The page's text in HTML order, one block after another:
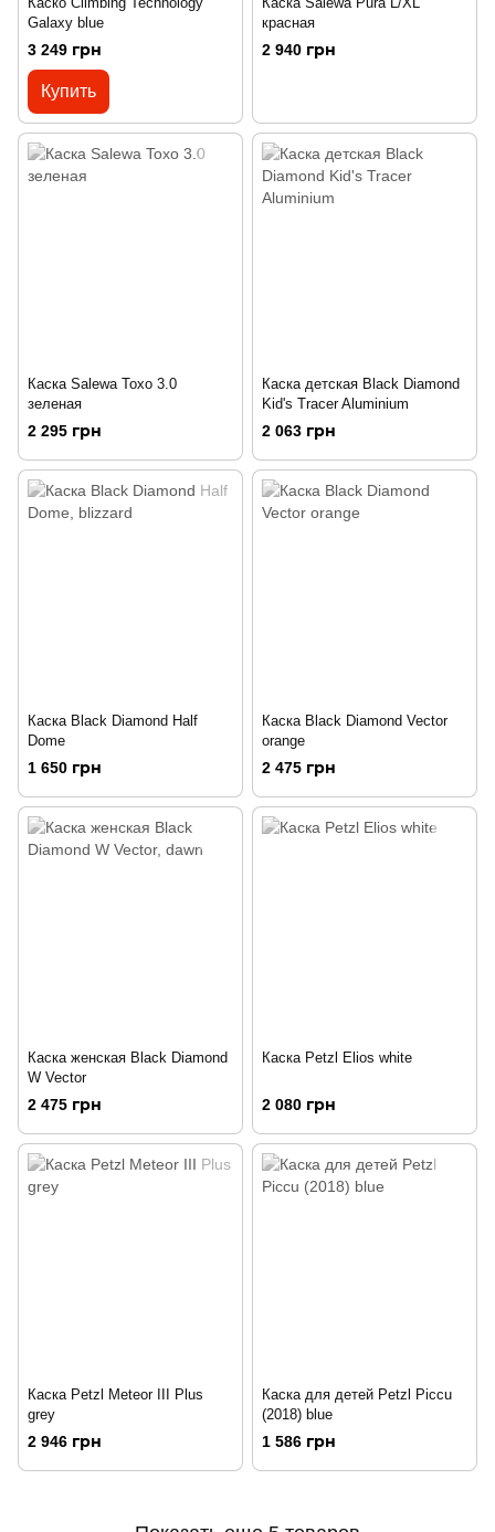
Galaxy blue
3 249 грн
Купить
красная
2 940 грн
Каска Salewa Toxo 3.0
зеленая
2 295 грн
Каска детская Black Diamond
Kid's Tracer Aluminium
2 063 грн
Каска Black Diamond Half
Dome
1 650 грн
Каска Black Diamond Vector
orange
2 475 грн
Каска женская Black Diamond
W Vector
2 475 грн
Каска Petzl Elios white
2 080 грн
Каска Petzl Meteor III Plus
grey
2 946 грн
Каска для детей Petzl Piccu
(2018) blue
1 586 грн